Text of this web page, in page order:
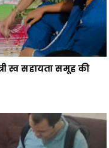
स्व सहायता समूह की